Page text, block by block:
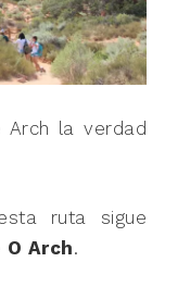
Arch la verdad
ruta sigue
O Arch.